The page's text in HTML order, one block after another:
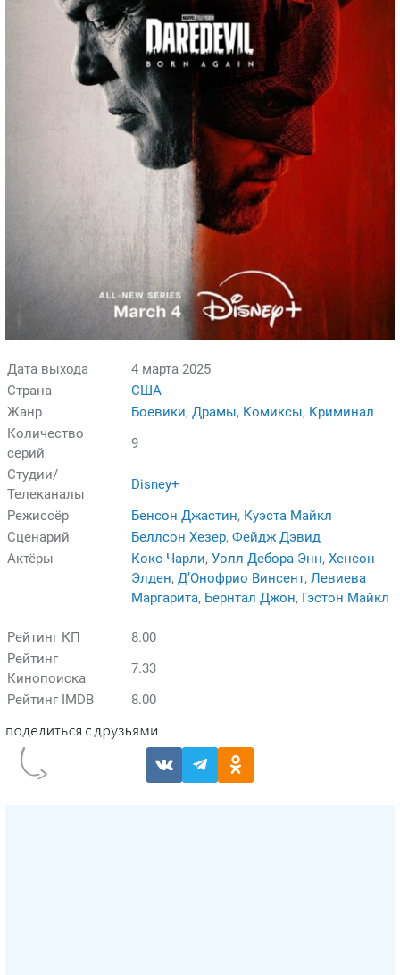
Дата выхода
4 марта 2025
Страна
США
Жанр
Боевики, Драмы, Комиксы, Криминал
Количество
серий
9
Студии/
Телеканалы
Disney+
Режиссёр
Бенсон Джастин, Куэста Майкл
Сценарий
Беллсон Хезер, Фейдж Дэвид
Актёры
Кокс Чарли, Уолл Дебора Энн, Хенсон
Элден, Д’Онофрио Винсент, Левиева
Маргарита, Бернтал Джон, Гэстон Майкл
Рейтинг КП
8.00
Рейтинг
Кинопоиска
7.33
Рейтинг IMDB
8.00